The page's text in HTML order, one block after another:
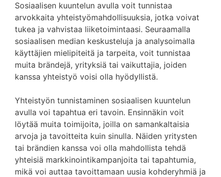
Sosiaalisen kuuntelun avulla voit tunnistaa
arvokkaita yhteistyömahdollisuuksia, jotka voivat
tukea ja vahvistaa liiketoimintaasi. Seuraamalla
sosiaalisen median keskusteluja ja analysoimalla
käyttäjien mielipiteitä ja tarpeita, voit tunnistaa
muita brändejä, yrityksiä tai vaikuttajia, joiden
kanssa yhteistyö voisi olla hyödyllistä.
Yhteistyön tunnistaminen sosiaalisen kuuntelun
avulla voi tapahtua eri tavoin. Ensinnäkin voit
löytää muita toimijoita, joilla on samankaltaisia
arvoja ja tavoitteita kuin sinulla. Näiden yritysten
tai brändien kanssa voi olla mahdollista tehdä
yhteisiä markkinointikampanjoita tai tapahtumia,
mikä voi auttaa tavoittamaan uusia kohderyhmiä ja